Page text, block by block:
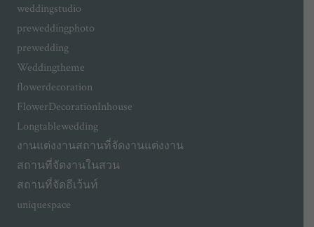
weddingstudio
preweddingphoto
prewedding
Weddingtheme
flowerdecoration
FlowerDecorationInhouse
Longtablewedding
งานแต่งงานสถานที่จัดงานแต่งงาน
สถานที่จัดงานในสวน
สถานที่จัดอีเว้นท์
uniquespace